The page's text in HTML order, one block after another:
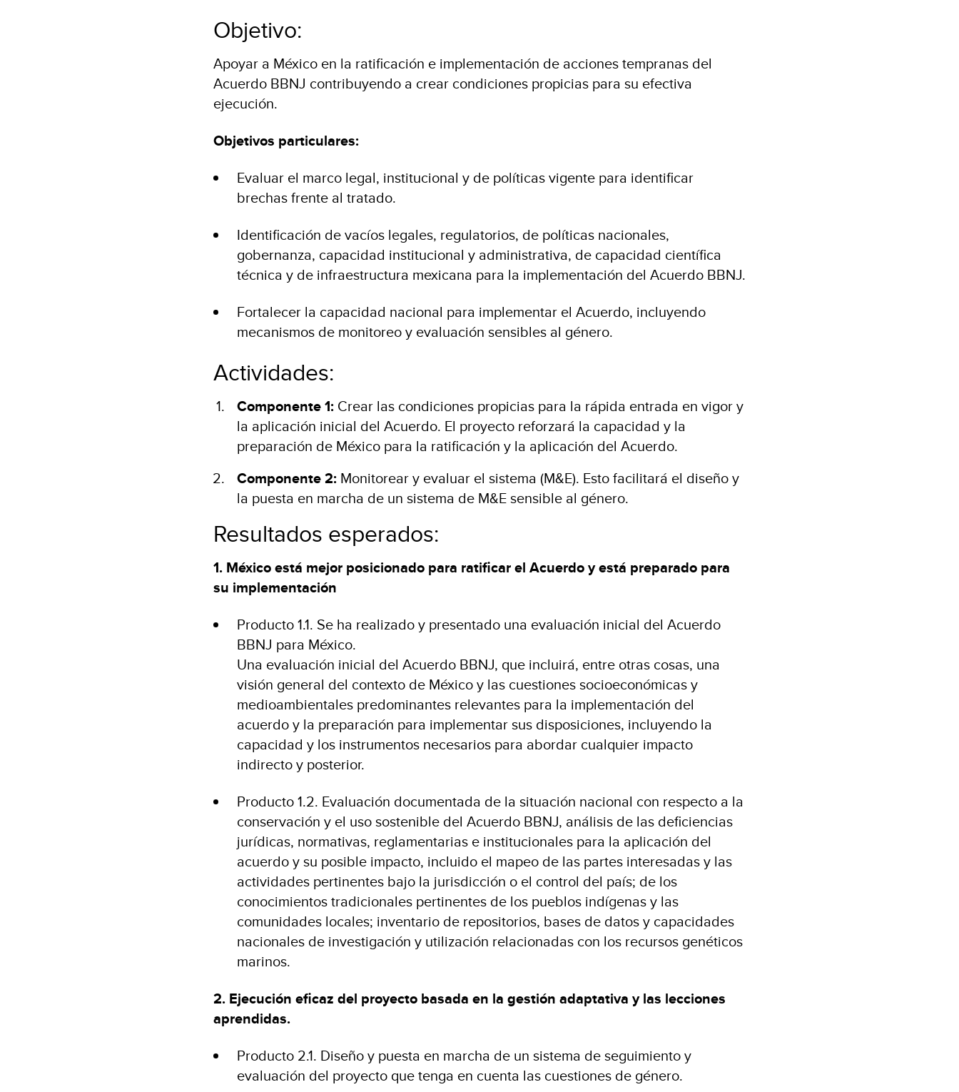
Objetivo:
Apoyar a México en la ratificación e implementación de acciones tempranas del
Acuerdo BBNJ contribuyendo a crear condiciones propicias para su efectiva
ejecución.
Objetivos particulares:
Evaluar el marco legal, institucional y de políticas vigente para identificar
brechas frente al tratado.
Identificación de vacíos legales, regulatorios, de políticas nacionales,
gobernanza, capacidad institucional y administrativa, de capacidad científica
técnica y de infraestructura mexicana para la implementación del Acuerdo BBNJ.
Fortalecer la capacidad nacional para implementar el Acuerdo, incluyendo
mecanismos de monitoreo y evaluación sensibles al género.
Actividades:
Componente 1: Crear las condiciones propicias para la rápida entrada en vigor y
la aplicación inicial del Acuerdo. El proyecto reforzará la capacidad y la
preparación de México para la ratificación y la aplicación del Acuerdo.
Componente 2: Monitorear y evaluar el sistema (M&E). Esto facilitará el diseño y
la puesta en marcha de un sistema de M&E sensible al género.
Resultados esperados:
1. México está mejor posicionado para ratificar el Acuerdo y está preparado para
su implementación
Producto 1.1. Se ha realizado y presentado una evaluación inicial del Acuerdo
BBNJ para México.
Una evaluación inicial del Acuerdo BBNJ, que incluirá, entre otras cosas, una
visión general del contexto de México y las cuestiones socioeconómicas y
medioambientales predominantes relevantes para la implementación del
acuerdo y la preparación para implementar sus disposiciones, incluyendo la
capacidad y los instrumentos necesarios para abordar cualquier impacto
indirecto y posterior.
Producto 1.2. Evaluación documentada de la situación nacional con respecto a la
conservación y el uso sostenible del Acuerdo BBNJ, análisis de las deficiencias
jurídicas, normativas, reglamentarias e institucionales para la aplicación del
acuerdo y su posible impacto, incluido el mapeo de las partes interesadas y las
actividades pertinentes bajo la jurisdicción o el control del país; de los
conocimientos tradicionales pertinentes de los pueblos indígenas y las
comunidades locales; inventario de repositorios, bases de datos y capacidades
nacionales de investigación y utilización relacionadas con los recursos genéticos
marinos.
2. Ejecución eficaz del proyecto basada en la gestión adaptativa y las lecciones
aprendidas.
Producto 2.1. Diseño y puesta en marcha de un sistema de seguimiento y
evaluación del proyecto que tenga en cuenta las cuestiones de género.